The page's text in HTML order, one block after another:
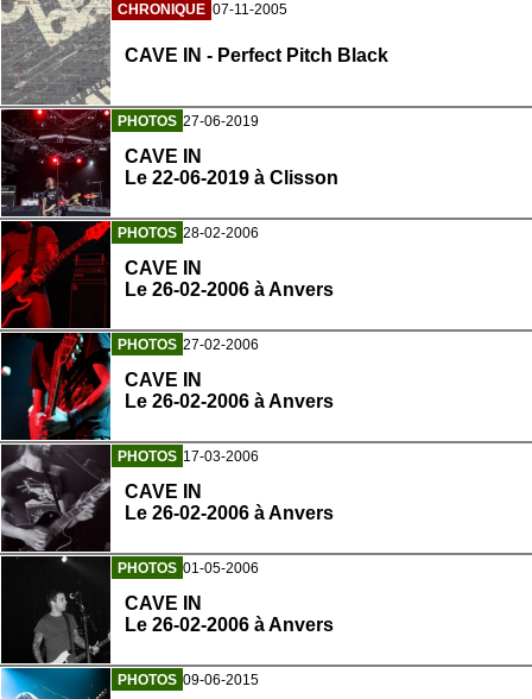
CHRONIQUE 07-11-2005
CAVE IN - Perfect Pitch Black
PHOTOS 27-06-2019
CAVE IN
Le 22-06-2019 à Clisson
PHOTOS 28-02-2006
CAVE IN
Le 26-02-2006 à Anvers
PHOTOS 27-02-2006
CAVE IN
Le 26-02-2006 à Anvers
PHOTOS 17-03-2006
CAVE IN
Le 26-02-2006 à Anvers
PHOTOS 01-05-2006
CAVE IN
Le 26-02-2006 à Anvers
PHOTOS 09-06-2015